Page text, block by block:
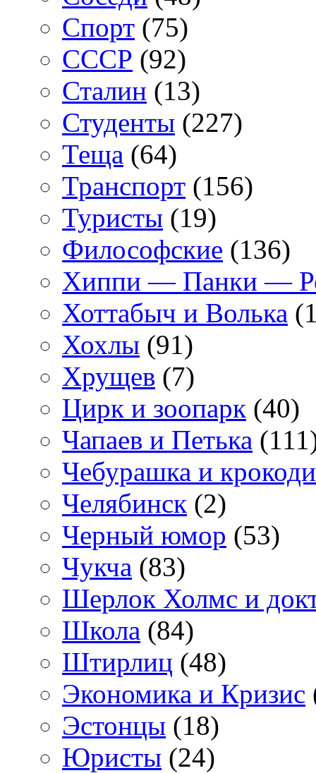
Спорт (75)
СССР (92)
Сталин (13)
Студенты (227)
Теща (64)
Транспорт (156)
Туристы (19)
Философские (136)
Хиппи — Панки —
Хоттабыч и Волька
Хохлы (91)
Хрущев (7)
Цирк и зоопарк (40)
Чапаев и Петька
Чебурашка и
Челябинск (2)
Черный юмор (53)
Чукча (83)
Шерлок Холмс и
Школа (84)
Штирлиц (48)
Экономика и Кризис
Эстонцы (18)
Юристы (24)